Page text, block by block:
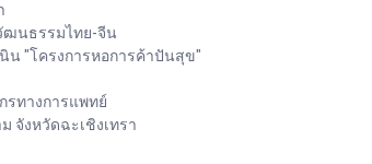
ฒนธรรมไทย-จีน
น "โครงการหอการค้าปันสุข"
รทางการแพทย์
จังหวัดฉะเชิงเทรา